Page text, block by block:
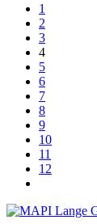
1
2
3
4
5
6
7
8
9
10
11
12